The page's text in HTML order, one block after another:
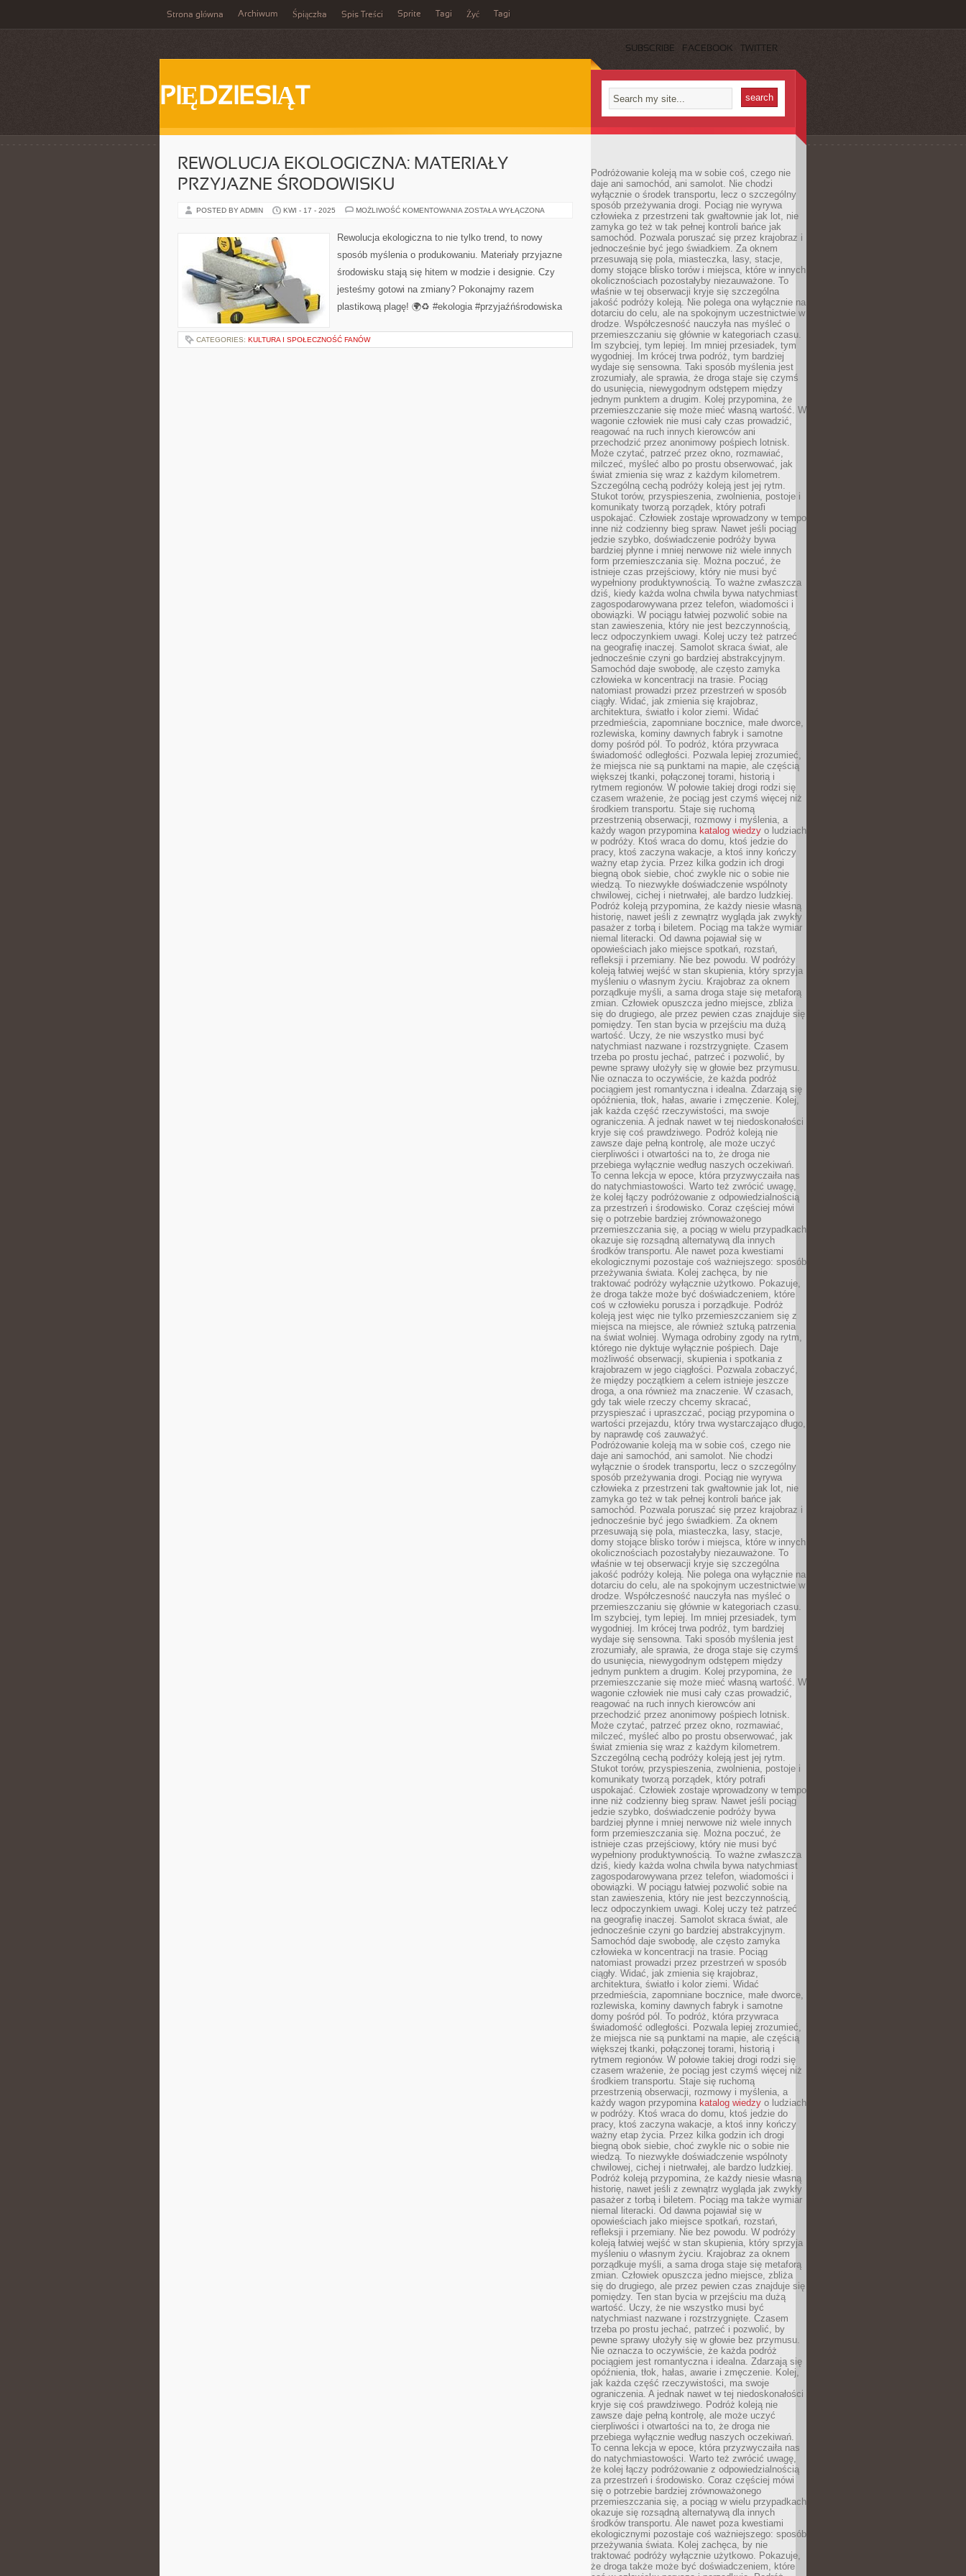
Strona główna Archiwum Śpiączka Spis Treści Sprite Tagi Żyć Tagi
SUBSCRIBE FACEBOOK TWITTER
PIĘDZIESIĄT
REWOLUCJA EKOLOGICZNA: MATERIAŁY
PRZYJAZNE ŚRODOWISKU
POSTED BY ADMIN KWI - 17 - 2025 MOŻLIWOŚĆ KOMENTOWANIA REWOLUCJA
PRZYJAZNE
ŚRODOWISKU
ZOSTAŁA WYŁĄCZONA
Rewolucja ekologiczna to nie tylko trend, to nowy
sposób myślenia o produkowaniu. Materiały przyjazne
środowisku stają się hitem w modzie i designie. Czy
jesteśmy gotowi na zmiany? Pokonajmy razem
plastikową plagę! 🌍♻️ #ekologia #przyjaźńśrodowiska
CATEGORIES: KULTURA I SPOŁECZNOŚĆ FANÓW
Podróżowanie koleją ma w sobie coś, czego nie
daje ani samochód, ani samolot. Nie chodzi
wyłącznie o środek transportu, lecz o szczególny
sposób przeżywania drogi. Pociąg nie wyrywa
człowieka z przestrzeni tak gwałtownie jak lot, nie
zamyka go też w tak pełnej kontroli bańce jak
samochód. Pozwala poruszać się przez krajobraz i
jednocześnie być jego świadkiem. Za oknem
przesuwają się pola, miasteczka, lasy, stacje,
domy stojące blisko torów i miejsca, które w innych
okolicznościach pozostałyby niezauważone. To
właśnie w tej obserwacji kryje się szczególna
jakość podróży koleją. Nie polega ona wyłącznie na
dotarciu do celu, ale na spokojnym uczestnictwie w
drodze. Współczesność nauczyła nas myśleć o
przemieszczaniu się głównie w kategoriach czasu.
Im szybciej, tym lepiej. Im mniej przesiadek, tym
wygodniej. Im krócej trwa podróż, tym bardziej
wydaje się sensowna. Taki sposób myślenia jest
zrozumiały, ale sprawia, że droga staje się czymś
do usunięcia, niewygodnym odstępem między
jednym punktem a drugim. Kolej przypomina, że
przemieszczanie się może mieć własną wartość. W
wagonie człowiek nie musi cały czas prowadzić,
reagować na ruch innych kierowców ani
przechodzić przez anonimowy pośpiech lotnisk.
Może czytać, patrzeć przez okno, rozmawiać,
milczeć, myśleć albo po prostu obserwować, jak
świat zmienia się wraz z każdym kilometrem.
Szczególną cechą podróży koleją jest jej rytm.
Stukot torów, przyspieszenia, zwolnienia, postoje i
komunikaty tworzą porządek, który potrafi
uspokajać. Człowiek zostaje wprowadzony w tempo
inne niż codzienny bieg spraw. Nawet jeśli pociąg
jedzie szybko, doświadczenie podróży bywa
bardziej płynne i mniej nerwowe niż wiele innych
form przemieszczania się. Można poczuć, że
istnieje czas przejściowy, który nie musi być
wypełniony produktywnością. To ważne zwłaszcza
dziś, kiedy każda wolna chwila bywa natychmiast
zagospodarowywana przez telefon, wiadomości i
obowiązki. W pociągu łatwiej pozwolić sobie na
stan zawieszenia, który nie jest bezczynnością,
lecz odpoczynkiem uwagi. Kolej uczy też patrzeć
na geografię inaczej. Samolot skraca świat, ale
jednocześnie czyni go bardziej abstrakcyjnym.
Samochód daje swobodę, ale często zamyka
człowieka w koncentracji na trasie. Pociąg
natomiast prowadzi przez przestrzeń w sposób
ciągły. Widać, jak zmienia się krajobraz,
architektura, światło i kolor ziemi. Widać
przedmieścia, zapomniane bocznice, małe dworce,
rozlewiska, kominy dawnych fabryk i samotne
domy pośród pól. To podróż, która przywraca
świadomość odległości. Pozwala lepiej zrozumieć,
że miejsca nie są punktami na mapie, ale częścią
większej tkanki, połączonej torami, historią i
rytmem regionów. W połowie takiej drogi rodzi się
czasem wrażenie, że pociąg jest czymś więcej niż
środkiem transportu. Staje się ruchomą
przestrzenią obserwacji, rozmowy i myślenia, a
każdy wagon przypomina katalog wiedzy o ludziach
w podróży. Ktoś wraca do domu, ktoś jedzie do
pracy, ktoś zaczyna wakacje, a ktoś inny kończy
ważny etap życia. Przez kilka godzin ich drogi
biegną obok siebie, choć zwykle nic o sobie nie
wiedzą. To niezwykłe doświadczenie wspólnoty
chwilowej, cichej i nietrwałej, ale bardzo ludzkiej.
Podróż koleją przypomina, że każdy niesie własną
historię, nawet jeśli z zewnątrz wygląda jak zwykły
pasażer z torbą i biletem. Pociąg ma także wymiar
niemal literacki. Od dawna pojawiał się w
opowieściach jako miejsce spotkań, rozstań,
refleksji i przemiany. Nie bez powodu. W podróży
koleją łatwiej wejść w stan skupienia, który sprzyja
myśleniu o własnym życiu. Krajobraz za oknem
porządkuje myśli, a sama droga staje się metaforą
zmian. Człowiek opuszcza jedno miejsce, zbliża
się do drugiego, ale przez pewien czas znajduje się
pomiędzy. Ten stan bycia w przejściu ma dużą
wartość. Uczy, że nie wszystko musi być
natychmiast nazwane i rozstrzygnięte. Czasem
trzeba po prostu jechać, patrzeć i pozwolić, by
pewne sprawy ułożyły się w głowie bez przymusu.
Nie oznacza to oczywiście, że każda podróż
pociągiem jest romantyczna i idealna. Zdarzają się
opóźnienia, tłok, hałas, awarie i zmęczenie. Kolej,
jak każda część rzeczywistości, ma swoje
ograniczenia. A jednak nawet w tej niedoskonałości
kryje się coś prawdziwego. Podróż koleją nie
zawsze daje pełną kontrolę, ale może uczyć
cierpliwości i otwartości na to, że droga nie
przebiega wyłącznie według naszych oczekiwań.
To cenna lekcja w epoce, która przyzwyczaiła nas
do natychmiastowości. Warto też zwrócić uwagę,
że kolej łączy podróżowanie z odpowiedzialnością
za przestrzeń i środowisko. Coraz częściej mówi
się o potrzebie bardziej zrównoważonego
przemieszczania się, a pociąg w wielu przypadkach
okazuje się rozsądną alternatywą dla innych
środków transportu. Ale nawet poza kwestiami
ekologicznymi pozostaje coś ważniejszego: sposób
przeżywania świata. Kolej zachęca, by nie
traktować podróży wyłącznie użytkowo. Pokazuje,
że droga także może być doświadczeniem, które
coś w człowieku porusza i porządkuje. Podróż
koleją jest więc nie tylko przemieszczaniem się z
miejsca na miejsce, ale również sztuką patrzenia
na świat wolniej. Wymaga odrobiny zgody na rytm,
którego nie dyktuje wyłącznie pośpiech. Daje
możliwość obserwacji, skupienia i spotkania z
krajobrazem w jego ciągłości. Pozwala zobaczyć,
że między początkiem a celem istnieje jeszcze
droga, a ona również ma znaczenie. W czasach,
gdy tak wiele rzeczy chcemy skracać,
przyspieszać i upraszczać, pociąg przypomina o
wartości przejazdu, który trwa wystarczająco długo,
by naprawdę coś zauważyć.
Podróżowanie koleją ma w sobie coś, czego nie
daje ani samochód, ani samolot. Nie chodzi
wyłącznie o środek transportu, lecz o szczególny
sposób przeżywania drogi. Pociąg nie wyrywa
człowieka z przestrzeni tak gwałtownie jak lot, nie
zamyka go też w tak pełnej kontroli bańce jak
samochód. Pozwala poruszać się przez krajobraz i
jednocześnie być jego świadkiem. Za oknem
przesuwają się pola, miasteczka, lasy, stacje,
domy stojące blisko torów i miejsca, które w innych
okolicznościach pozostałyby niezauważone. To
właśnie w tej obserwacji kryje się szczególna
jakość podróży koleją. Nie polega ona wyłącznie na
dotarciu do celu, ale na spokojnym uczestnictwie w
drodze. Współczesność nauczyła nas myśleć o
przemieszczaniu się głównie w kategoriach czasu.
Im szybciej, tym lepiej. Im mniej przesiadek, tym
wygodniej. Im krócej trwa podróż, tym bardziej
wydaje się sensowna. Taki sposób myślenia jest
zrozumiały, ale sprawia, że droga staje się czymś
do usunięcia, niewygodnym odstępem między
jednym punktem a drugim. Kolej przypomina, że
przemieszczanie się może mieć własną wartość. W
wagonie człowiek nie musi cały czas prowadzić,
reagować na ruch innych kierowców ani
przechodzić przez anonimowy pośpiech lotnisk.
Może czytać, patrzeć przez okno, rozmawiać,
milczeć, myśleć albo po prostu obserwować, jak
świat zmienia się wraz z każdym kilometrem.
Szczególną cechą podróży koleją jest jej rytm.
Stukot torów, przyspieszenia, zwolnienia, postoje i
komunikaty tworzą porządek, który potrafi
uspokajać. Człowiek zostaje wprowadzony w tempo
inne niż codzienny bieg spraw. Nawet jeśli pociąg
jedzie szybko, doświadczenie podróży bywa
bardziej płynne i mniej nerwowe niż wiele innych
form przemieszczania się. Można poczuć, że
istnieje czas przejściowy, który nie musi być
wypełniony produktywnością. To ważne zwłaszcza
dziś, kiedy każda wolna chwila bywa natychmiast
zagospodarowywana przez telefon, wiadomości i
obowiązki. W pociągu łatwiej pozwolić sobie na
stan zawieszenia, który nie jest bezczynnością,
lecz odpoczynkiem uwagi. Kolej uczy też patrzeć
na geografię inaczej. Samolot skraca świat, ale
jednocześnie czyni go bardziej abstrakcyjnym.
Samochód daje swobodę, ale często zamyka
człowieka w koncentracji na trasie. Pociąg
natomiast prowadzi przez przestrzeń w sposób
ciągły. Widać, jak zmienia się krajobraz,
architektura, światło i kolor ziemi. Widać
przedmieścia, zapomniane bocznice, małe dworce,
rozlewiska, kominy dawnych fabryk i samotne
domy pośród pól. To podróż, która przywraca
świadomość odległości. Pozwala lepiej zrozumieć,
że miejsca nie są punktami na mapie, ale częścią
większej tkanki, połączonej torami, historią i
rytmem regionów. W połowie takiej drogi rodzi się
czasem wrażenie, że pociąg jest czymś więcej niż
środkiem transportu. Staje się ruchomą
przestrzenią obserwacji, rozmowy i myślenia, a
każdy wagon przypomina katalog wiedzy o ludziach
w podróży. Ktoś wraca do domu, ktoś jedzie do
pracy, ktoś zaczyna wakacje, a ktoś inny kończy
ważny etap życia. Przez kilka godzin ich drogi
biegną obok siebie, choć zwykle nic o sobie nie
wiedzą. To niezwykłe doświadczenie wspólnoty
chwilowej, cichej i nietrwałej, ale bardzo ludzkiej.
Podróż koleją przypomina, że każdy niesie własną
historię, nawet jeśli z zewnątrz wygląda jak zwykły
pasażer z torbą i biletem. Pociąg ma także wymiar
niemal literacki. Od dawna pojawiał się w
opowieściach jako miejsce spotkań, rozstań,
refleksji i przemiany. Nie bez powodu. W podróży
koleją łatwiej wejść w stan skupienia, który sprzyja
myśleniu o własnym życiu. Krajobraz za oknem
porządkuje myśli, a sama droga staje się metaforą
zmian. Człowiek opuszcza jedno miejsce, zbliża
się do drugiego, ale przez pewien czas znajduje się
pomiędzy. Ten stan bycia w przejściu ma dużą
wartość. Uczy, że nie wszystko musi być
natychmiast nazwane i rozstrzygnięte. Czasem
trzeba po prostu jechać, patrzeć i pozwolić, by
pewne sprawy ułożyły się w głowie bez przymusu.
Nie oznacza to oczywiście, że każda podróż
pociągiem jest romantyczna i idealna. Zdarzają się
opóźnienia, tłok, hałas, awarie i zmęczenie. Kolej,
jak każda część rzeczywistości, ma swoje
ograniczenia. A jednak nawet w tej niedoskonałości
kryje się coś prawdziwego. Podróż koleją nie
zawsze daje pełną kontrolę, ale może uczyć
cierpliwości i otwartości na to, że droga nie
przebiega wyłącznie według naszych oczekiwań.
To cenna lekcja w epoce, która przyzwyczaiła nas
do natychmiastowości. Warto też zwrócić uwagę,
że kolej łączy podróżowanie z odpowiedzialnością
za przestrzeń i środowisko. Coraz częściej mówi
się o potrzebie bardziej zrównoważonego
przemieszczania się, a pociąg w wielu przypadkach
okazuje się rozsądną alternatywą dla innych
środków transportu. Ale nawet poza kwestiami
ekologicznymi pozostaje coś ważniejszego: sposób
przeżywania świata. Kolej zachęca, by nie
traktować podróży wyłącznie użytkowo. Pokazuje,
że droga także może być doświadczeniem, które